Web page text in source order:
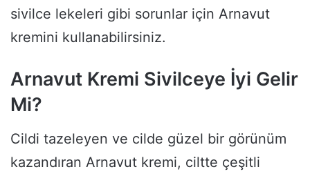
sivilce lekeleri gibi sorunlar için Arnavut
kremini kullanabilirsiniz.
Arnavut Kremi Sivilceye İyi Gelir
Mi?
Cildi tazeleyen ve cilde güzel bir görünüm
kazandıran Arnavut kremi, ciltte çeşitli